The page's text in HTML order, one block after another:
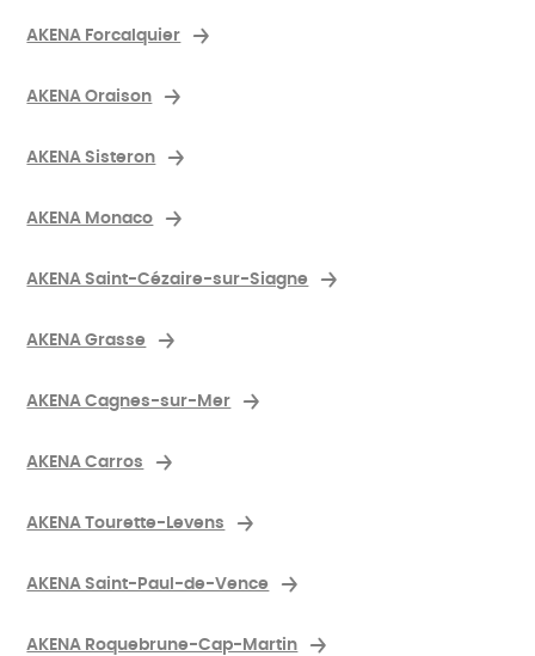
AKENA Forcalquier
AKENA Oraison
AKENA Sisteron
AKENA Monaco
AKENA Saint-Cézaire-sur-Siagne
AKENA Grasse
AKENA Cagnes-sur-Mer
AKENA Carros
AKENA Tourette-Levens
AKENA Saint-Paul-de-Vence
AKENA Roquebrune-Cap-Martin